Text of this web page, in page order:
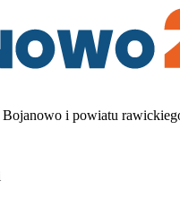
Bojanowo i powiatu